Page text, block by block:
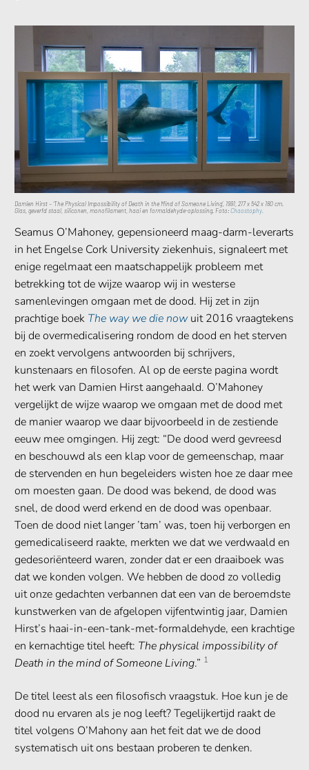
Damien Hirst – ‘The Physical Impossibility of Death in the Mind of Someone Living’, 1991, 217 x 542 x 180 cm.
Glas, geverfd staal, siliconen, monofilament, haai en formaldehyde-oplossing. Foto:Chaostophy.
Seamus O’Mahoney, gepensioneerd maag-darm-leverarts
in het Engelse Cork University ziekenhuis, signaleert met
enige regelmaat een maatschappelijk probleem met
betrekking tot de wijze waarop wij in westerse
samenlevingen omgaan met de dood. Hij zet in zijn
prachtige boek The way we die now uit 2016 vraagtekens
bij de overmedicalisering rondom de dood en het sterven
en zoekt vervolgens antwoorden bij schrijvers,
kunstenaars en filosofen. Al op de eerste pagina wordt
het werk van Damien Hirst aangehaald. O’Mahoney
vergelijkt de wijze waarop we omgaan met de dood met
de manier waarop we daar bijvoorbeeld in de zestiende
eeuw mee omgingen. Hij zegt: “De dood werd gevreesd
en beschouwd als een klap voor de gemeenschap, maar
de stervenden en hun begeleiders wisten hoe ze daar mee
om moesten gaan. De dood was bekend, de dood was
snel, de dood werd erkend en de dood was openbaar.
Toen de dood niet langer ’tam’ was, toen hij verborgen en
gemedicaliseerd raakte, merkten we dat we verdwaald en
gedesoriënteerd waren, zonder dat er een draaiboek was
dat we konden volgen. We hebben de dood zo volledig
uit onze gedachten verbannen dat een van de beroemdste
kunstwerken van de afgelopen vijfentwintig jaar, Damien
Hirst’s haai-in-een-tank-met-formaldehyde, een krachtige
en kernachtige titel heeft: The physical impossibility of
Death in the mind of Someone Living.” 1
De titel leest als een filosofisch vraagstuk. Hoe kun je de
dood nu ervaren als je nog leeft? Tegelijkertijd raakt de
titel volgens O’Mahony aan het feit dat we de dood
systematisch uit ons bestaan proberen te denken.